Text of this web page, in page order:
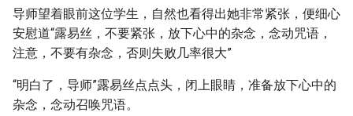
导师望着眼前这位学生，自然也看得出她非常紧张，便细心
安慰道“露易丝，不要紧张，放下心中的杂念，念动咒语，
注意，不要有杂念，否则失败几率很大”
“明白了，导师”露易丝点点头，闭上眼睛，准备放下心中的
杂念，念动召唤咒语。